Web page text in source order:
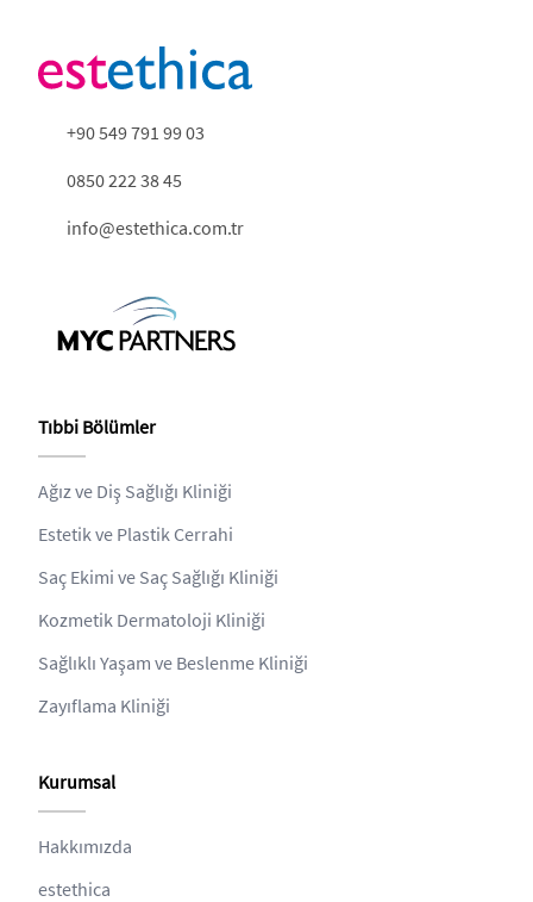
+90 549 791 99 03
0850 222 38 45
info@estethica.com.tr
Tıbbi Bölümler
Ağız ve Diş Sağlığı Kliniği
Estetik ve Plastik Cerrahi
Saç Ekimi ve Saç Sağlığı Kliniği
Kozmetik Dermatoloji Kliniği
Sağlıklı Yaşam ve Beslenme Kliniği
Zayıflama Kliniği
Kurumsal
Hakkımızda
estethica